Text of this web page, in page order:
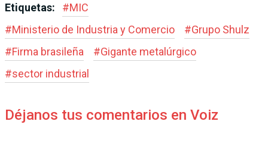
Etiquetas: #MIC
#Ministerio de Industria y Comercio #Grupo Shulz
#Firma brasileña #Gigante metalúrgico
#sector industrial
Déjanos tus comentarios en Voiz